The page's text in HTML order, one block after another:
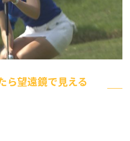
ら望遠鏡で見える